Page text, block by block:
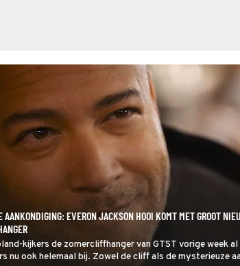
AANKONDIGING: EVERON JACKSON HOOI KOMT MET GROOT
kijkers de zomercliffhanger van GTST vorige week al
nu ook helemaal bij. Zowel de cliff als de mysterieuze